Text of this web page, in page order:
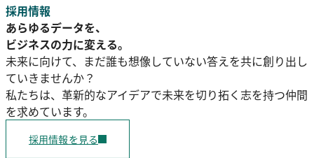
採用情報
あらゆるデータを、
ビジネスの力に変える。
未来に向けて、まだ誰も想像していない答えを共に創り出し
ていきませんか？
私たちは、革新的なアイデアで未来を切り拓く志を持つ仲間
を求めています。
採用情報を見る